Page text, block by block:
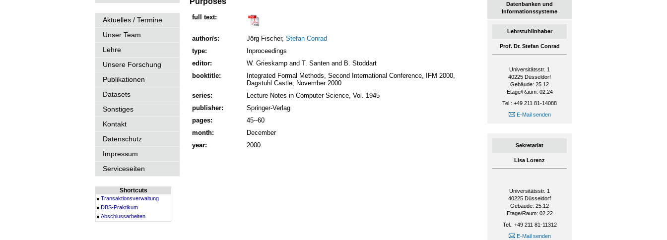
Aktuelles / Termine
Unser Team
Lehre
Unsere Forschung
Publikationen
Datasets
Sonstiges
Kontakt
Datenschutz
Impressum
Serviceseiten
Shortcuts
Transaktionsverwaltung
DBS-Praktikum
Abschlussarbeiten
full text:
author/s: Jörg Fischer, Stefan Conrad
type:
Inproceedings
editor:
W. Grieskamp and T. Santen and B. Stoddart
booktitle:
Integrated Formal Methods, Second International Conference, IFM 2000,
Dagstuhl Castle, November 2000
series:
Lecture Notes in Computer Science, Vol. 1945
publisher:
Springer-Verlag
pages:
45--60
month:
December
year:
2000
Datenbanken und
Informationssysteme
Lehrstuhlinhaber
Prof. Dr. Stefan Conrad
Universitätsstr. 1
40225 Düsseldorf
Gebäude: 25.12
Etage/Raum: 02.24
Tel.: +49 211 81-14088
E-Mail senden
Sekretariat
Lisa Lorenz
Universitätsstr. 1
40225 Düsseldorf
Gebäude: 25.12
Etage/Raum: 02.22
Tel.: +49 211 81-11312
E-Mail senden